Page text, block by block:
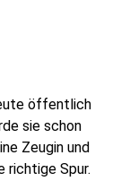
öffentlich
sie schon
Zeugin und
richtige Spur.